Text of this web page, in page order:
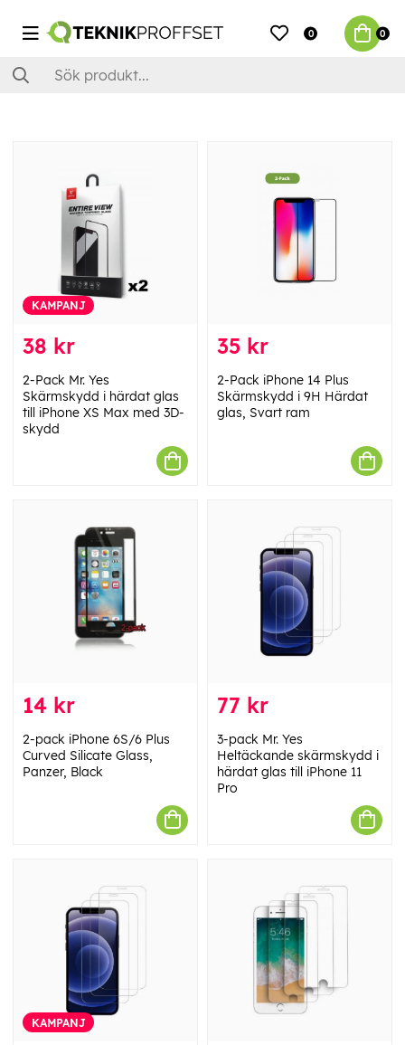
0 0
KAMPANJ
38 kr
2-Pack Mr. Yes
Skärmskydd i härdat glas
till iPhone XS Max med 3D-
skydd
35 kr
2-Pack iPhone 14 Plus
Skärmskydd i 9H Härdat
glas, Svart ram
14 kr
2-pack iPhone 6S/6 Plus
Curved Silicate Glass,
Panzer, Black
77 kr
3-pack Mr. Yes
Heltäckande skärmskydd i
härdat glas till iPhone 11
Pro
KAMPANJ